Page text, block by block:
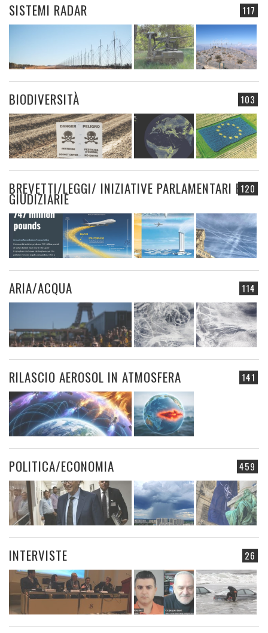
117
SISTEMI RADAR
103
BIODIVERSITÀ
120
BREVETTI/LEGGI/ INIZIATIVE PARLAMENTARI E
GIUDIZIARIE
114
ARIA/ACQUA
141
RILASCIO AEROSOL IN ATMOSFERA
459
POLITICA/ECONOMIA
26
INTERVISTE